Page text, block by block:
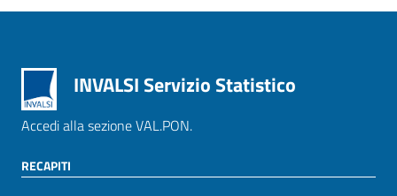
INVALSI Servizio Statistico
Accedi alla sezione VAL.PON.
RECAPITI